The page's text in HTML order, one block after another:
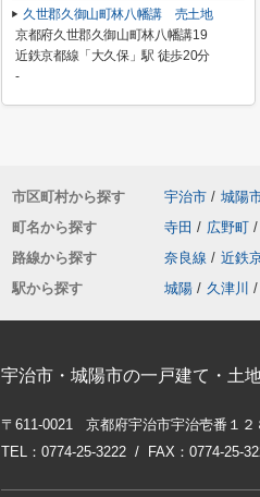
久世郡久御山町林八幡講 売土地
京都府久世郡久御山町林八幡講19
近鉄京都線「大久保」駅 徒歩20分
-
市区町村から探す 宇治市 / 城陽
町名から探す
寺田 / 広野町 /
路線から探す
奈良線 / 近鉄
駅から探す
城陽 / 久津川 /
宇治市・城陽市の一戸建て・土
〒611-0021 京都府宇治市宇治壱番１２
TEL：0774-25-3222 / FAX：0774-25-